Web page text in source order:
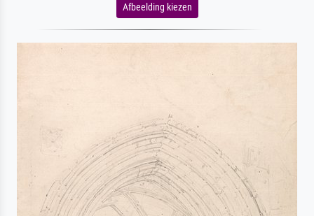
Afbeelding kiezen